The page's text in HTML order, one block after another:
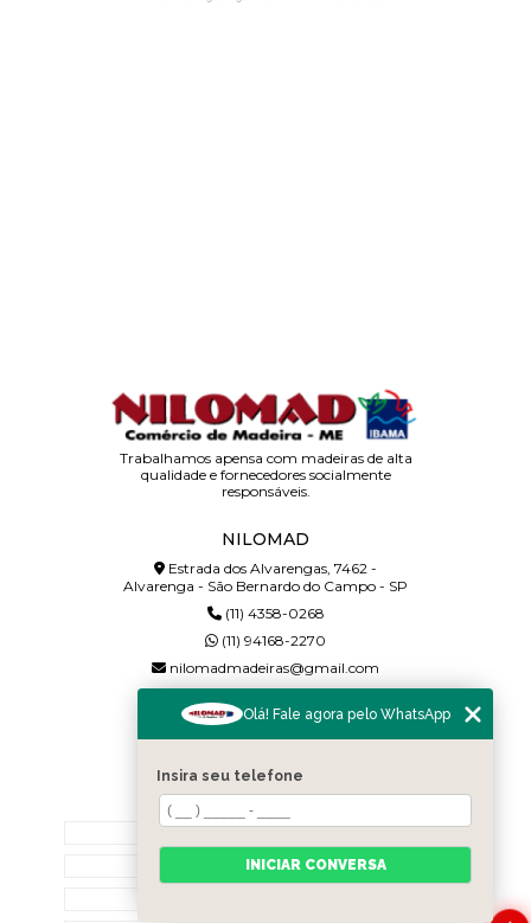
Trabalhamos apensa com madeiras de alta
qualidade e fornecedores socialmente
responsáveis.
NILOMAD
Estrada dos Alvarengas, 7462 -
Alvarenga - São Bernardo do Campo - SP
(11) 4358-0268
(11) 94168-2270
nilomadmadeiras@gmail.com
SIGA-NOS!
MENU
Quem somos
Olá! Fale agora pelo WhatsApp
Insira seu telefone
INICIAR CONVERSA